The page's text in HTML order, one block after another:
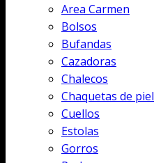
Area Carmen
Bolsos
Bufandas
Cazadoras
Chalecos
Chaquetas de piel
Cuellos
Estolas
Gorros